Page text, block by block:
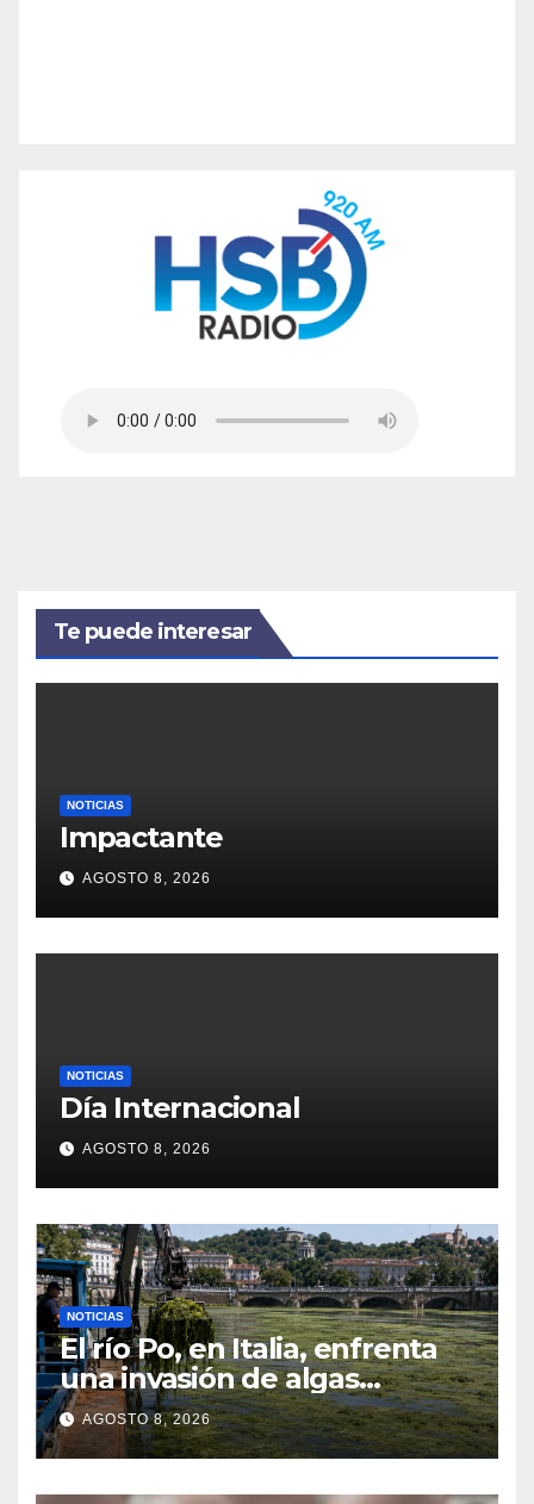
Te puede interesar
NOTICIAS
Impactante
AGOSTO 8, 2026
NOTICIAS
Día Internacional
AGOSTO 8, 2026
NOTICIAS
El río Po, en Italia, enfrenta
una invasión de algas
favorecida por el calor y los
residuos agrícolas
AGOSTO 8, 2026